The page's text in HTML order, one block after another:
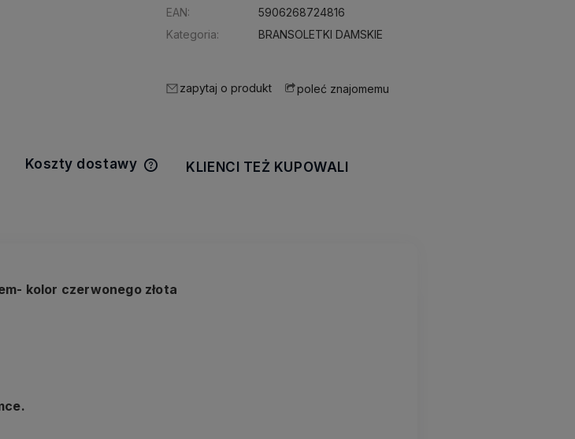
EAN:
5906268724816
Kategoria:
BRANSOLETKI DAMSKIE
zapytaj o produkt poleć znajomemu
Koszty dostawy KLIENCI TEŻ KUPOWALI
kolor czerwonego złota